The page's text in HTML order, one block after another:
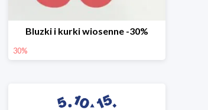
Bluzki i kurki wiosenne -30%
30%